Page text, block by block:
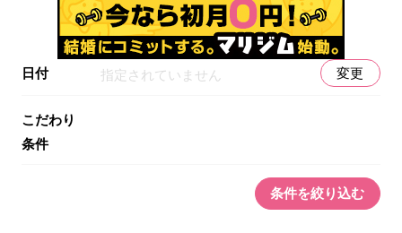
日付 指定されていません 変更
こだわり
条件
条件を絞り込む